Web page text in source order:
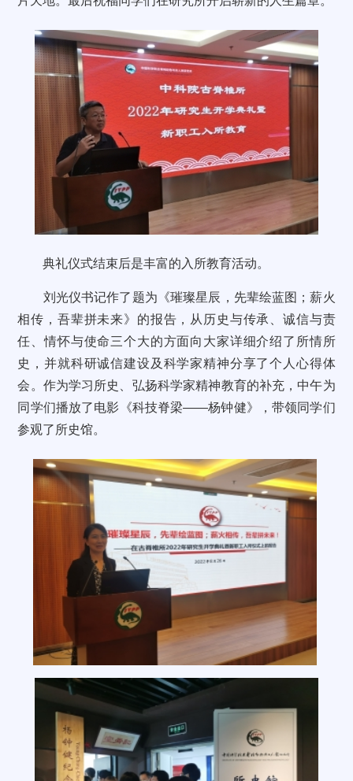
典礼仪式结束后是丰富的入所教育活动。
刘光仪书记作了题为《璀璨星辰，先辈绘蓝图；薪火
相传，吾辈拼未来》的报告，从历史与传承、诚信与责
任、情怀与使命三个大的方面向大家详细介绍了所情所
史，并就科研诚信建设及科学家精神分享了个人心得体
会。作为学习所史、弘扬科学家精神教育的补充，中午为
同学们播放了电影《科技脊梁——杨钟健》，带领同学们
参观了所史馆。